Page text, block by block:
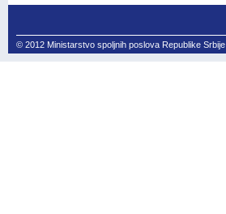
© 2012 Ministarstvo spoljnih poslova Republike Srbije